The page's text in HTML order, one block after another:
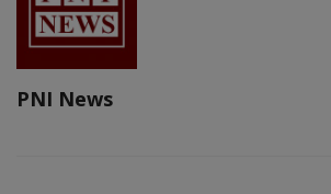
PNI News